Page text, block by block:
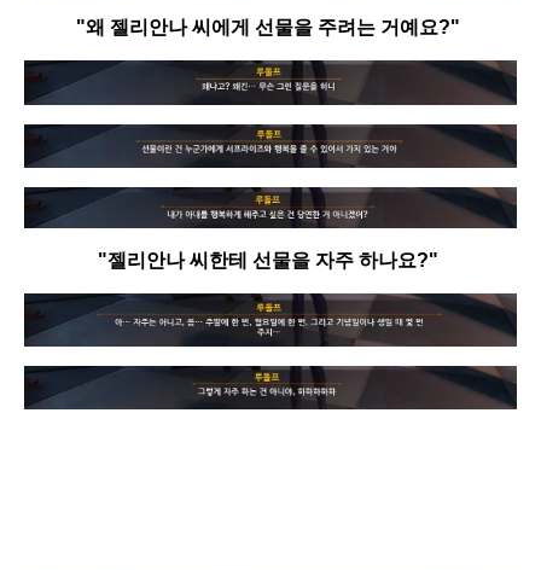
"왜 젤리안나 씨에게 선물을 주려는 거예요?"
"젤리안나 씨한테 선물을 자주 하나요?"